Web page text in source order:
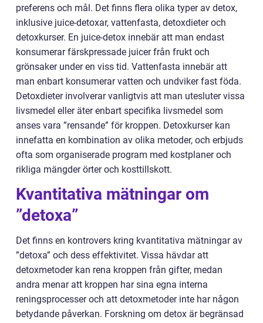
preferens och mål. Det finns flera olika typer av detox,
inklusive juice-detoxar, vattenfasta, detoxdieter och
detoxkurser. En juice-detox innebär att man endast
konsumerar färskpressade juicer från frukt och
grönsaker under en viss tid. Vattenfasta innebär att
man enbart konsumerar vatten och undviker fast föda.
Detoxdieter involverar vanligtvis att man utesluter vissa
livsmedel eller äter enbart specifika livsmedel som
anses vara ”rensande” för kroppen. Detoxkurser kan
innefatta en kombination av olika metoder, och erbjuds
ofta som organiserade program med kostplaner och
rikliga mängder örter och kosttillskott.
Kvantitativa mätningar om
”detoxa”
Det finns en kontrovers kring kvantitativa mätningar av
”detoxa” och dess effektivitet. Vissa hävdar att
detoxmetoder kan rena kroppen från gifter, medan
andra menar att kroppen har sina egna interna
reningsprocesser och att detoxmetoder inte har någon
betydande påverkan. Forskning om detox är begränsad